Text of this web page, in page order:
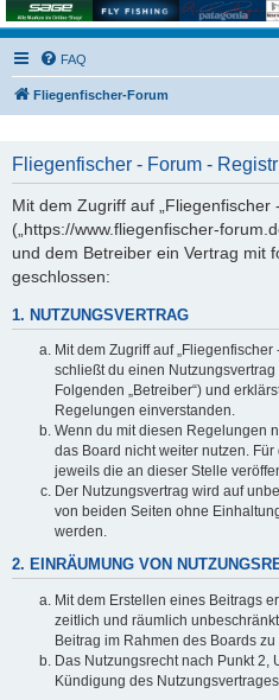
FAQ
Fliegenfischer-Forum
Fliegenfischer - Forum -
Mit dem Zugriff auf „Fliegenfischer
(„https://www.fliegenfischer-
und dem Betreiber ein Vertrag mit
geschlossen:
1. NUTZUNGSVERTRAG
Mit dem Zugriff auf
schließt du einen
Folgenden „Betreiber“) und
Regelungen einverstanden.
Wenn du mit diesen Regelungen
das Board nicht weiter nutzen.
jeweils die an dieser Stelle
Der Nutzungsvertrag wird auf
von beiden Seiten ohne
werden.
2. EINRÄUMUNG VON
Mit dem Erstellen eines Beitrags
zeitlich und räumlich
Beitrag im Rahmen des Boards zu
Das Nutzungsrecht nach Punkt 2,
Kündigung des Nutzungsvertrages